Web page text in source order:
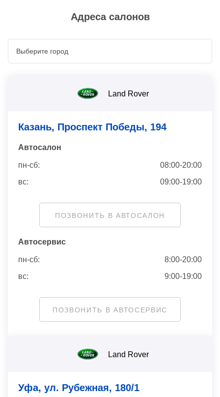
Адреса салонов
Land Rover
Казань, Проспект Победы, 194
Автосaлон
пн-сб:
08:00-20:00
вс:
09:00-19:00
ПОЗВОНИТЬ В АВТОСАЛОН
Автосервис
пн-сб:
8:00-20:00
вс:
9:00-19:00
ПОЗВОНИТЬ В АВТОСЕРВИС
Land Rover
Уфа, ул. Рубежная, 180/1